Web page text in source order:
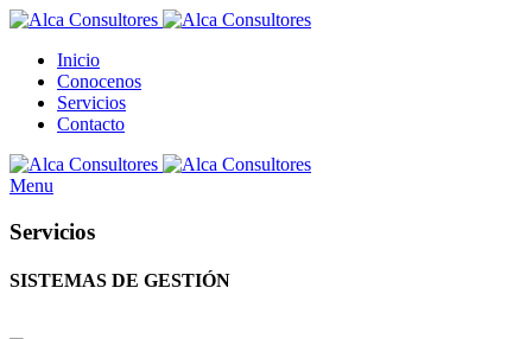
Inicio
Conocenos
Servicios
Contacto
Menu
Servicios
SISTEMAS DE GESTIÓN